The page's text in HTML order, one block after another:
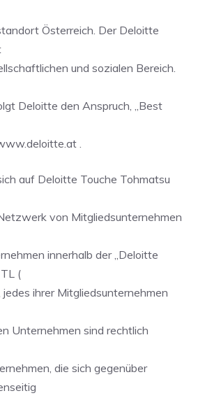
Österreich. Der Deloitte
und sozialen Bereich.
Deloitte den Anspruch, „Best
.
auf Deloitte Touche Tohmatsu
von Mitgliedsunternehmen
innerhalb der „Deloitte
(
jedes ihrer Mitgliedsunternehmen
Unternehmen sind rechtlich
die sich gegenüber